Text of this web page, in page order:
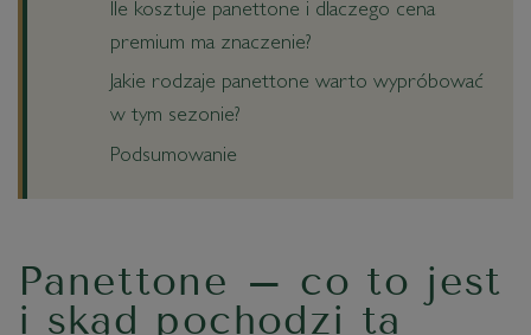
Ile kosztuje panettone i dlaczego cena
premium ma znaczenie?
Jakie rodzaje panettone warto wypróbować
w tym sezonie?
Podsumowanie
Panettone – co to jest
i skąd pochodzi ta